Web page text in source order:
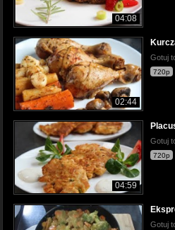
04:08
02:44
Gotuj
720p
04:59
Gotuj
720p
Gotuj